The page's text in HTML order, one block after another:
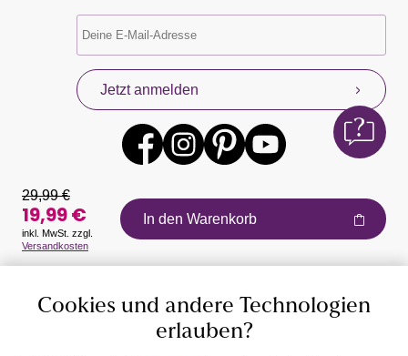
Jetzt anmelden
Auszeichnungen
29,99 €
19,99 €
inkl. MwSt. zzgl.
Versandkosten
In den Warenkorb
Cookies und andere Technologien
erlauben?